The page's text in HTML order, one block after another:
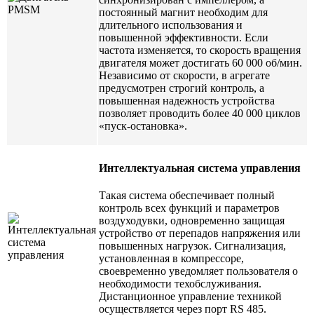
постоянный магнит необходим для
длительного использования и
повышенной эффективности. Если
частота изменяется, то скорость вращения
двигателя может достигать 60 000 об/мин.
Независимо от скорости, в агрегате
предусмотрен строгий контроль, а
повышенная надежность устройства
позволяет проводить более 40 000 циклов
«пуск-остановка».
Интеллектуальная система управления
Такая система обеспечивает полный
контроль всех функций и параметров
воздуходувки, одновременно защищая
устройство от перепадов напряжения или
повышенных нагрузок. Сигнализация,
установленная в компрессоре,
своевременно уведомляет пользователя о
необходимости техобслуживания.
Дистанционное управление техникой
осуществляется через порт RS 485.